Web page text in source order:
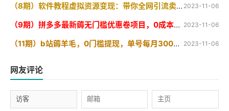
2023-11-06
（8期）软件教程虚拟资源变现：带你全网引流卖虚拟资源软件，（11节课
2023-11-06
（9期）拼多多最新薅无门槛优惠卷项目，0成本，目前还能做，一单在50-500 (仅揭秘
2023-11-06
（11期）b站薅羊毛，0门槛提现，单号每月300＋可矩阵操作
网友评论